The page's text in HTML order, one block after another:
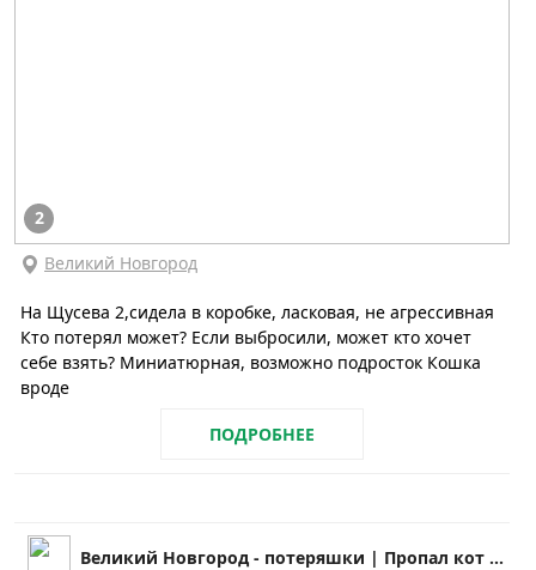
2
Великий Новгород
На Щусева 2,сидела в коробке, ласковая, не агрессивная
Кто потерял может? Если выбросили, может кто хочет
себе взять? Миниатюрная, возможно подросток Кошка
вроде
ПОДРОБНЕЕ
Великий Новгород - потеряшки | Пропал кот собака